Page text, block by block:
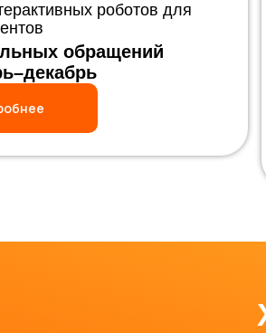
роботов для
обращений